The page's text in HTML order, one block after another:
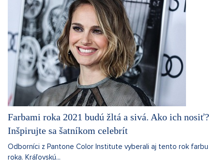
Farbami roka 2021 budú žltá a sivá. Ako ich nosiť?
Inšpirujte sa šatníkom celebrít
Odborníci z Pantone Color Institute vyberali aj tento rok farbu
roka. Kráľovskú...